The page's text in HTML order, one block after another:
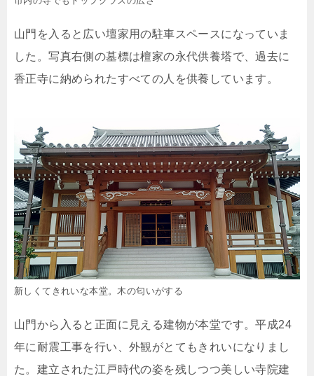
山門を入ると広い壇家用の駐車スペースになっていま
した。写真右側の墓標は檀家の永代供養塔で、過去に
香正寺に納められたすべての人を供養しています。
新しくてきれいな本堂。木の匂いがする
山門から入ると正面に見える建物が本堂です。平成24
年に耐震工事を行い、外観がとてもきれいになりまし
た。建立された江戸時代の姿を残しつつ美しい寺院建